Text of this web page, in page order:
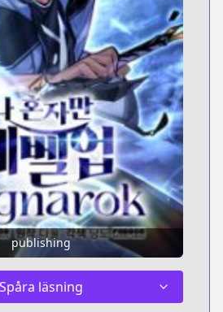
publishing
Spåra läsning